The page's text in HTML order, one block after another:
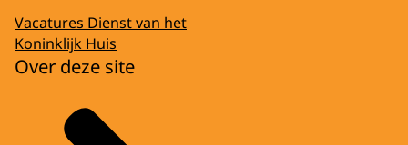
Vacatures Dienst van het
Koninklijk Huis
Over deze site